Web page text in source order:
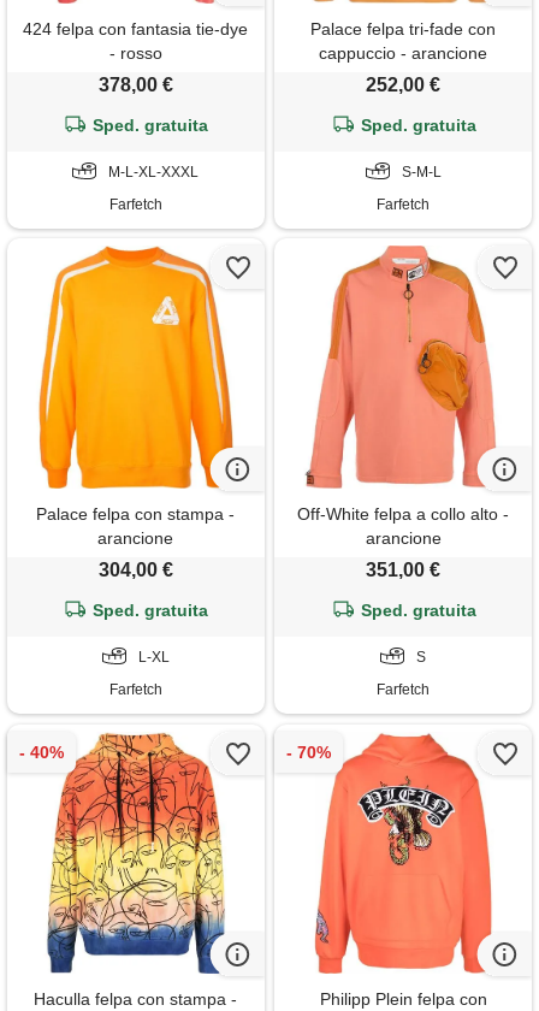
424 felpa con fantasia tie-dye
- rosso
378,00 €
Sped. gratuita
M-L-XL-XXXL
Farfetch
Palace felpa tri-fade con
cappuccio - arancione
252,00 €
Sped. gratuita
S-M-L
Farfetch
Palace felpa con stampa -
arancione
304,00 €
Sped. gratuita
L-XL
Farfetch
Off-White felpa a collo alto -
arancione
351,00 €
Sped. gratuita
S
Farfetch
Haculla felpa con stampa -
Philipp Plein felpa con